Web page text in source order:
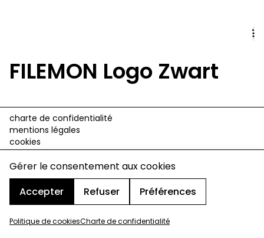
Gérer le consentement aux cookies
Accepter
Refuser Préférences
Politique de cookiesCharte de confidentialité
FILEMON Logo Zwart
charte de confidentialité
mentions légales
cookies
design & développement :© signelazer.com